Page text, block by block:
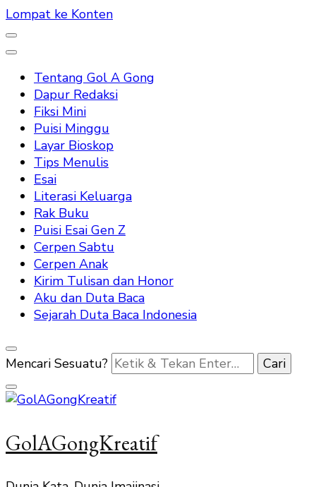
Lompat ke Konten
Tentang Gol A Gong
Dapur Redaksi
Fiksi Mini
Puisi Minggu
Layar Bioskop
Tips Menulis
Esai
Literasi Keluarga
Rak Buku
Puisi Esai Gen Z
Cerpen Sabtu
Cerpen Anak
Kirim Tulisan dan Honor
Aku dan Duta Baca
Sejarah Duta Baca Indonesia
Mencari Sesuatu?
GolAGongKreatif